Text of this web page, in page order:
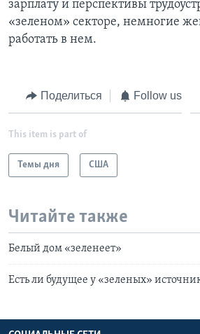
зарплату и перспективы
«зеленом» секторе, немногие
работать в нем.
Поделиться Follow us
This item is part of
Темы дня США
Читайте также
Белый дом «зеленеет»
Есть ли будущее у «зеленых»